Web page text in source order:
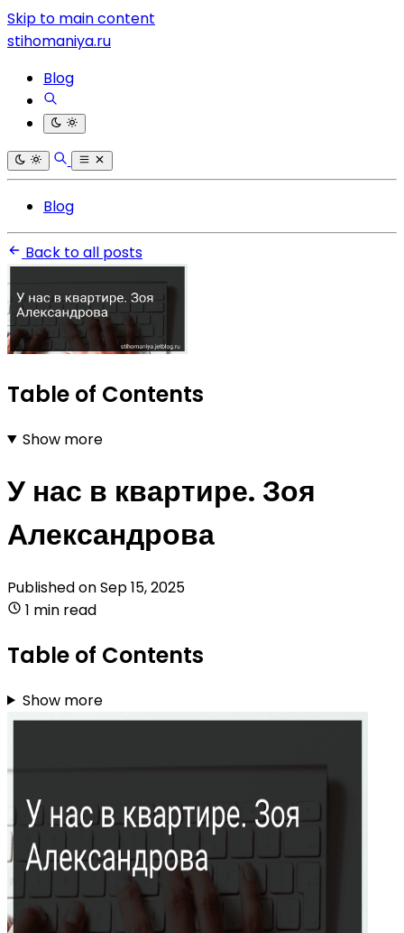
Skip to main content
stihomaniya.ru
Blog
Blog
Back to all posts
Table of Contents
Show more
У нас в квартире. Зоя
Александрова
Published onSep 15, 2025
1 min read
Table of Contents
Show more